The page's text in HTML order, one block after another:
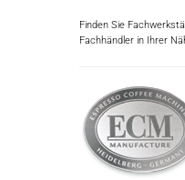
Finden Sie
Fachhändler in Ihrer